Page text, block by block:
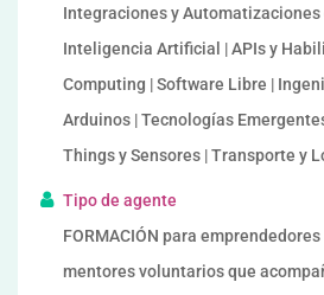
Integraciones y Automatizaciones
Inteligencia Artificial | APIs y
Computing | Software Libre |
Arduinos | Tecnologías
Things y Sensores | Transporte y
Tipo de agente
FORMACIÓN para emprendedores
mentores voluntarios que